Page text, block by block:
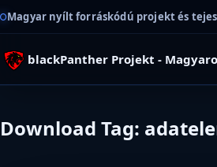
Magyar nyílt forráskódú projekt és
blackPanther Projekt -
Download Tag: